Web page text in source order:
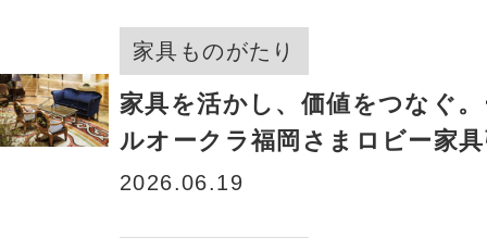
家具ものがたり
家具を活かし、価値をつなぐ
ルオークラ福岡さまロビー家
の裏側
2026.06.19